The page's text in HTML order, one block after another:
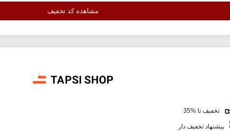
مشاهده کد تخفیف
تخفیف تا %35
پیشنهاد تخفیف دار